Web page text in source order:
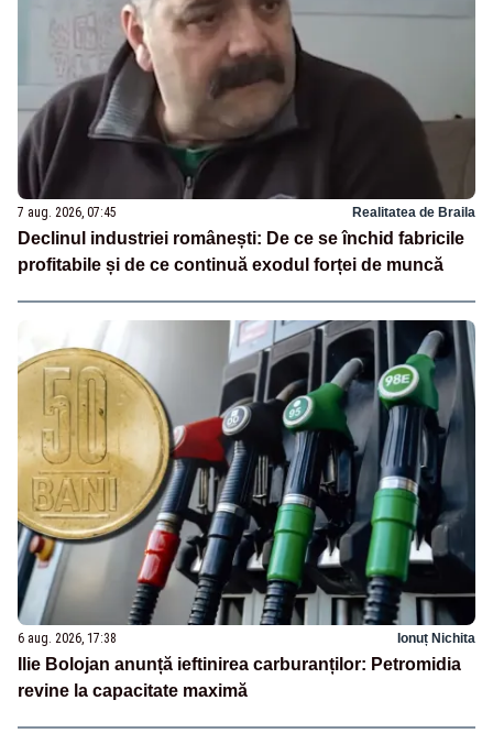
7 aug. 2026, 07:45 Realitatea de Braila
Declinul industriei românești: De ce se închid fabricile
profitabile și de ce continuă exodul forței de muncă
6 aug. 2026, 17:38 Ionuț Nichita
Ilie Bolojan anunță ieftinirea carburanților: Petromidia
revine la capacitate maximă